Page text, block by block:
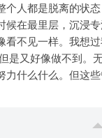
个人都是脱离的状态
候在最里层，沉浸专
看不见一样。我想
是又好像做不到。
力什么什么。但这